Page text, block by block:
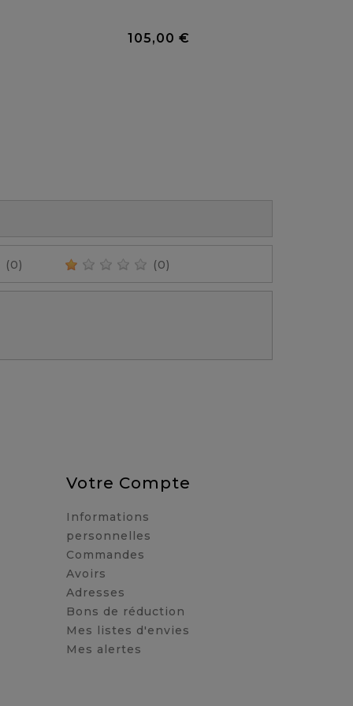
105,00 €
(0) (0)
Votre Compte
Informations
personnelles
Commandes
Avoirs
Adresses
Bons de réduction
Mes listes d'envies
Mes alertes